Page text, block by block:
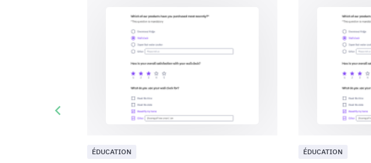
ÉDUCATION ÉDUCATION
Previous slide